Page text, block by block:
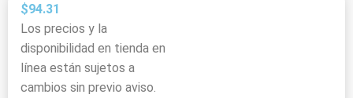
$94.31
Los precios y la
disponibilidad en tienda en
línea están sujetos a
cambios sin previo aviso.